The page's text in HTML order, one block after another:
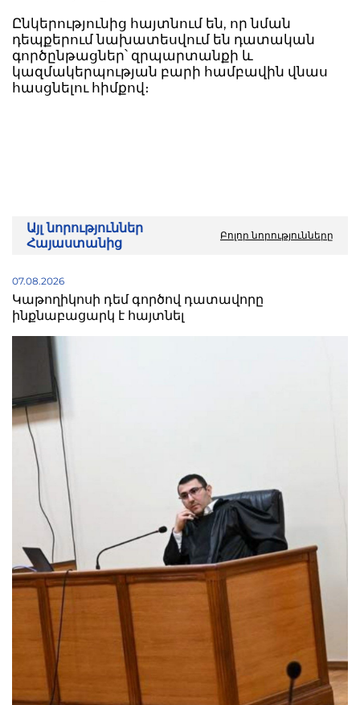
Ընկերությունից հայտնում են, որ նման
դեպքերում նախատեսվում են դատական
գործընթացներ՝ զրպարտանքի և
կազմակերպության բարի համբավին վնաս
հասցնելու հիմքով։
Այլ նորություններ
Հայաստանից
Բոլոր նորությունները
07.08.2026
Կաթողիկոսի դեմ գործով դատավորը
ինքնաբացարկ է հայտնել